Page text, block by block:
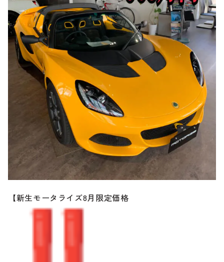
プライバシーポリシー
その他のお問い合わせ
中古車探しのご依頼・レンタカーのご相談
電話・メールなどのご連絡方法意外にも、オンラインで
のご相談も可能です。
お問い合わせフォームにて、オンラインでのご連絡をご
希望ください。
【新生モータライズ8月限定価格